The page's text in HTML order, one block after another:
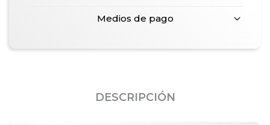
Medios de pago
DESCRIPCIÓN